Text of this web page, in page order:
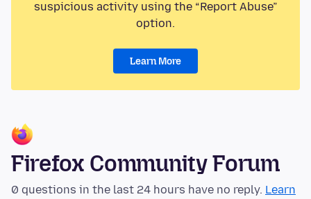
suspicious activity using the “Report Abuse”
option.
Learn More
Firefox Community Forum
0 questions in the last 24 hours have no reply. Learn